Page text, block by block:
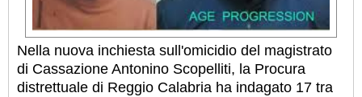
Nella nuova inchiesta sull'omicidio del magistrato
di Cassazione Antonino Scopelliti, la Procura
distrettuale di Reggio Calabria ha indagato 17 tra